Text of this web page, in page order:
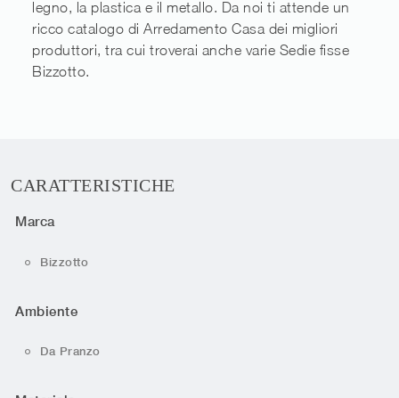
legno, la plastica e il metallo. Da noi ti attende un
ricco catalogo di Arredamento Casa dei migliori
produttori, tra cui troverai anche varie Sedie fisse
Bizzotto.
CARATTERISTICHE
Marca
Bizzotto
Ambiente
Da Pranzo